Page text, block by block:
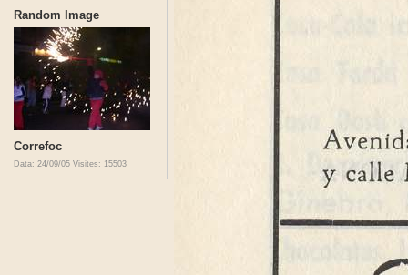
Random Image
Correfoc
Data: 24/09/05 Visites: 15503